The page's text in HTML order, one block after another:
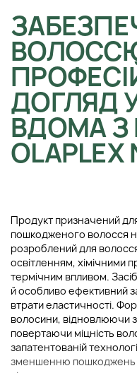
ДОГЛЯД
ВДОМА З
Продукт призначений
пошкодженого волосся
розроблений для
освітленням, хімічними
термічним впливом.
й особливо ефективний
втрати еластичності.
волосини, відновлюючи
повертаючи міцність
запатентованій
зменшенню пошкоджень